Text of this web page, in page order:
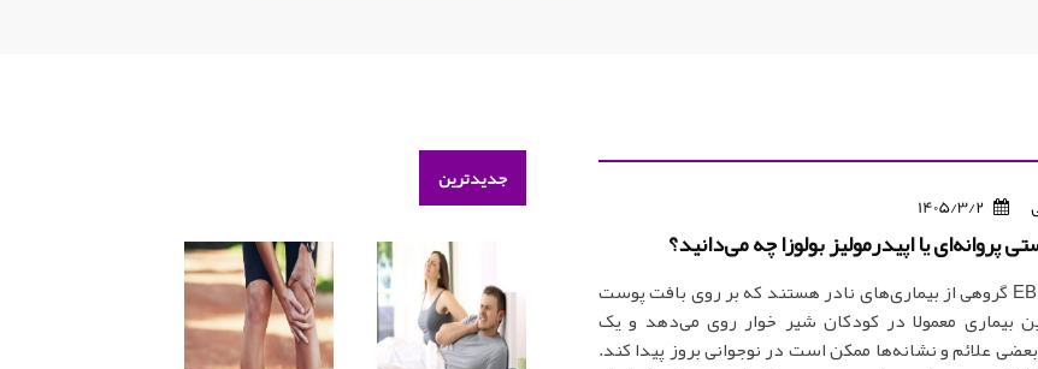
1405/3/2
پروانه‌ای یا اپیدرمولیز بولوزا چه می‌دانید؟
بیماری پروانه‌ای یا EB گروهی از بیماری‌های نادر هستند که بر روی بافت پوست
بیماری معمولا در کودکان شیر خوار روی می‌دهد و یک
علائم و نشانه‌ها ممکن است در نوجوانی بروز پیدا کند.
جدیدترین